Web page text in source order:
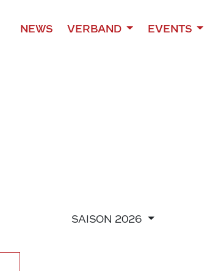
NEWS VERBAND EVENTS
SAISON 2026